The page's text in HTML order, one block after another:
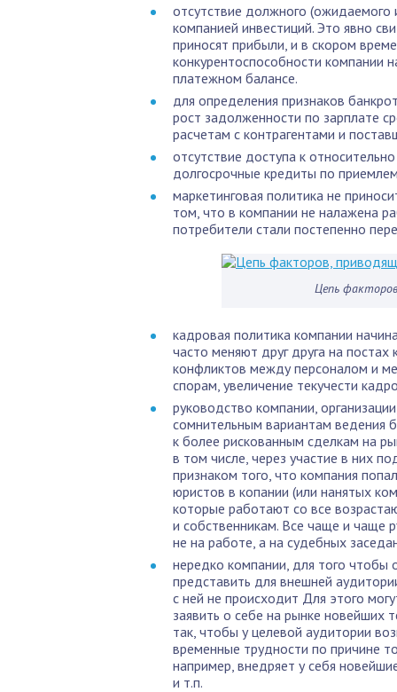
отсутствие должного
компанией инвестиций. Это явно
приносят прибыли, и в скором
конкурентоспособности компании
платежном балансе.
для определения признаков
рост задолженности по зарплате
расчетам с контрагентами и
отсутствие доступа к
долгосрочные кредиты по
маркетинговая политика не
том, что в компании не налажена
потребители стали постепенно
Цепь
кадровая политика компании
часто меняют друг друга на
конфликтов между персоналом и
спорам, увеличение текучести
руководство компании,
сомнительным вариантам ведения
к более рискованным сделкам на
в том числе, через участие в них
признаком того, что компания
юристов в копании (или нанятых
которые работают со все
и собственникам. Все чаще и чаще
не на работе, а на судебных
нередко компании, для того чтобы
представить для внешней
с ней не происходит Для этого
заявить о себе на рынке новейших
так, чтобы у целевой аудитории
временные трудности по причине
например, внедряет у себя
и т.п.